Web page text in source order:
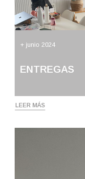
+ junio 2024
ENTREGAS
LEER MÁS